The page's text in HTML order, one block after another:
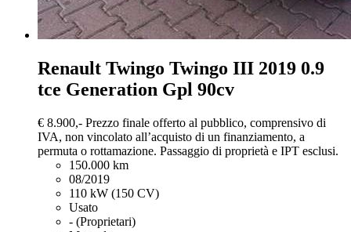
Renault Twingo Twingo III 2019 0.9
tce Generation Gpl 90cv
€ 8.900,- Prezzo finale offerto al pubblico, comprensivo di
IVA, non vincolato all’acquisto di un finanziamento, a
permuta o rottamazione. Passaggio di proprietà e IPT esclusi.
150.000 km
08/2019
110 kW (150 CV)
Usato
- (Proprietari)